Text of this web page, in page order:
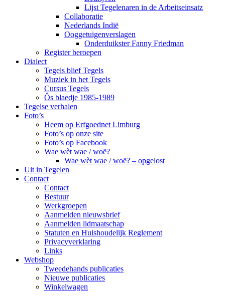
Lijst Tegelenaren in de Arbeitseinsatz
Collaboratie
Nederlands Indië
Ooggetuigenverslagen
Onderduikster Fanny Friedman
Register beroepen
Dialect
Tegels blief Tegels
Muziek in het Tegels
Cursus Tegels
Ôs blaedje 1985-1989
Tegelse verhalen
Foto’s
Heem op Erfgoednet Limburg
Foto’s op onze site
Foto’s op Facebook
Wae wèt wae / woë?
Wae wèt wae / woë? – opgelost
Uit in Tegelen
Contact
Contact
Bestuur
Werkgroepen
Aanmelden nieuwsbrief
Aanmelden lidmaatschap
Statuten en Huishoudelijk Reglement
Privacyverklaring
Links
Webshop
Tweedehands publicaties
Nieuwe publicaties
Winkelwagen